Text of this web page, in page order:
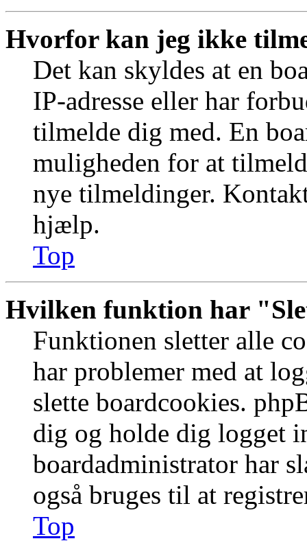
Hvorfor kan jeg ikke
Det kan skyldes at en
IP-adresse eller har
tilmelde dig med. En
muligheden for at
nye tilmeldinger.
hjælp.
Top
Hvilken funktion har
Funktionen sletter alle
har problemer med at
slette boardcookies.
dig og holde dig logget
boardadministrator har
også bruges til at
Top